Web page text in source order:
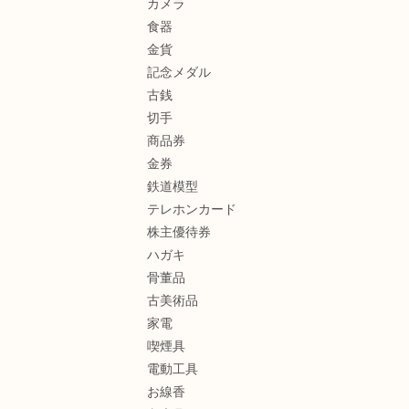
食器
金貨
記念メダル
古銭
切手
商品券
金券
鉄道模型
テレホンカード
株主優待券
ハガキ
骨董品
古美術品
家電
喫煙具
電動工具
お線香